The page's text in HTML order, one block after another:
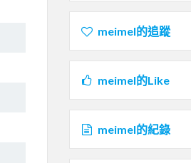
meimel的追蹤
meimel的Like
meimel的紀錄